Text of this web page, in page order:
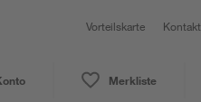
Vorteilskarte Kontakt
Merkliste